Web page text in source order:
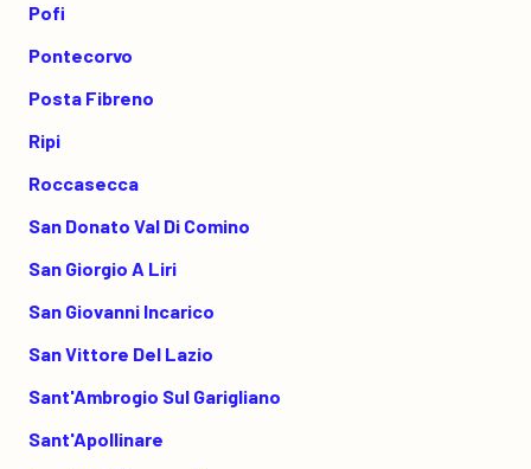
Pofi
Pontecorvo
Posta Fibreno
Ripi
Roccasecca
San Donato Val Di Comino
San Giorgio A Liri
San Giovanni Incarico
San Vittore Del Lazio
Sant'Ambrogio Sul Garigliano
Sant'Apollinare